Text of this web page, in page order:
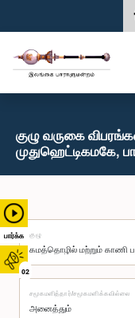
பார்க்க
02
குழு வருகை
முதுஹெட்டிகமகே,
குழு
சமூகமளித்தார்/சமூகமளிக்கவில்லை